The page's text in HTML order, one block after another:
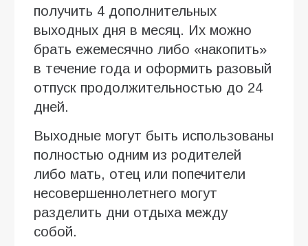
получить 4 дополнительных
выходных дня в месяц. Их можно
брать ежемесячно либо «накопить»
в течение года и оформить разовый
отпуск продолжительностью до 24
дней.
Выходные могут быть использованы
полностью одним из родителей
либо мать, отец или попечители
несовершеннолетнего могут
разделить дни отдыха между
собой.